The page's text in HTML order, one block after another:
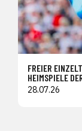
FREIER
HEIMSPIELE
28.07.26